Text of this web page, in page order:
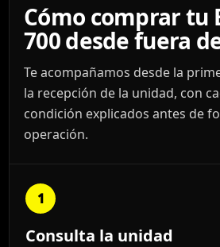
Cómo comprar tu
700 desde fuera
Te acompañamos desde la
la recepción de la unidad, con
condición explicados antes de
operación.
1
Consulta la unidad